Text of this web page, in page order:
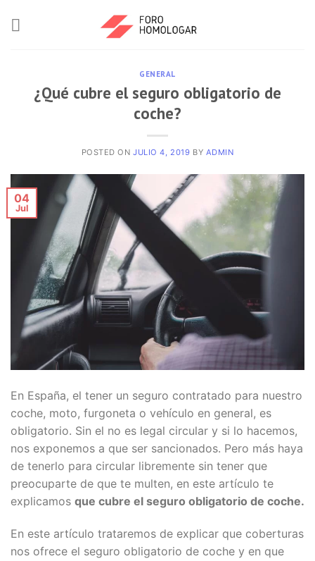
GENERAL
¿Qué cubre el seguro obligatorio de
coche?
POSTED ONJULIO 4, 2019 BY ADMIN
04
Jul
En España, el tener un seguro contratado para nuestro
coche, moto, furgoneta o vehículo en general, es
obligatorio. Sin el no es legal circular y si lo hacemos,
nos exponemos a que ser sancionados. Pero más haya
de tenerlo para circular libremente sin tener que
preocuparte de que te multen, en este artículo te
explicamos que cubre el seguro obligatorio de coche.
En este artículo trataremos de explicar que coberturas
nos ofrece el seguro obligatorio de coche y en que